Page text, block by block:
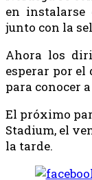
en instalarse
junto con la
Ahora los
esperar por el
para conocer
El próximo
Stadium, el
la tarde.